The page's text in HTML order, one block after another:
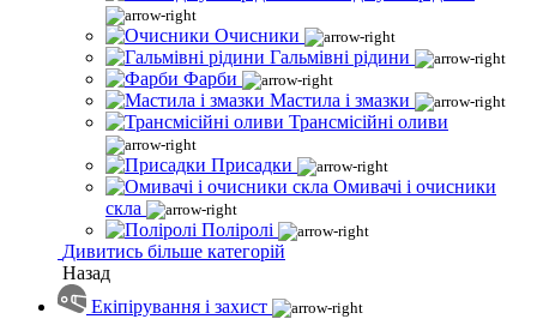
Очисники
Гальмівні рідини
Фарби
Мастила і змазки
Трансмісійні оливи
Присадки
Омивачі і очисники
скла
Поліролі
Дивитись більше категорій
Назад
Екіпірування і захист